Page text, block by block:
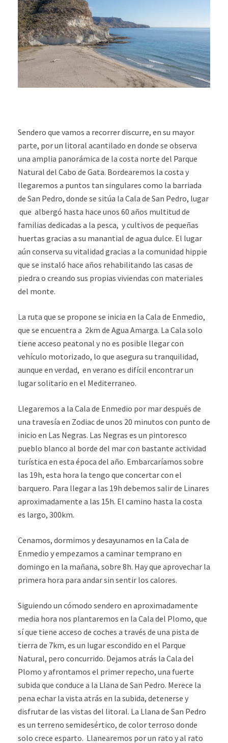
Sendero que vamos a recorrer discurre, en su mayor
parte, por un litoral acantilado en donde se observa
una amplia panorámica de la costa norte del Parque
Natural del Cabo de Gata. Bordearemos la costa y
llegaremos a puntos tan singulares como la barriada
de San Pedro, donde se sitúa la Cala de San Pedro, lugar
que albergó hasta hace unos 60 años multitud de
familias dedicadas a la pesca, y cultivos de pequeñas
huertas gracias a su manantial de agua dulce. El lugar
aún conserva su vitalidad gracias a la comunidad hippie
que se instaló hace años rehabilitando las casas de
piedra o creando sus propias viviendas con materiales
del monte.
La ruta que se propone se inicia en la Cala de Enmedio,
que se encuentra a 2km de Agua Amarga. La Cala solo
tiene acceso peatonal y no es posible llegar con
vehículo motorizado, lo que asegura su tranquilidad,
aunque en verdad, en verano es difícil encontrar un
lugar solitario en el Mediterraneo.
Llegaremos a la Cala de Enmedio por mar después de
una travesía en Zodiac de unos 20 minutos con punto de
inicio en Las Negras. Las Negras es un pintoresco
pueblo blanco al borde del mar con bastante actividad
turística en esta época del año. Embarcaríamos sobre
las 19h, esta hora la tengo que concertar con el
barquero. Para llegar a las 19h debemos salir de Linares
aproximadamente a las 15h. El camino hasta la costa
es largo, 300km.
Cenamos, dormimos y desayunamos en la Cala de
Enmedio y empezamos a caminar temprano en
domingo en la mañana, sobre 8h. Hay que aprovechar la
primera hora para andar sin sentir los calores.
Siguiendo un cómodo sendero en aproximadamente
media hora nos plantaremos en la Cala del Plomo, que
sí que tiene acceso de coches a través de una pista de
tierra de 7km, es un lugar escondido en el Parque
Natural, pero concurrido. Dejamos atrás la Cala del
Plomo y afrontamos el primer repecho, una fuerte
subida que conduce a la Llana de San Pedro. Merece la
pena echar la vista atrás en la subida, detenerse y
disfrutar de las vistas del litoral. La Llana de San Pedro
es un terreno semidesértico, de color terroso donde
solo crece esparto. Llanearemos por un rato y al rato